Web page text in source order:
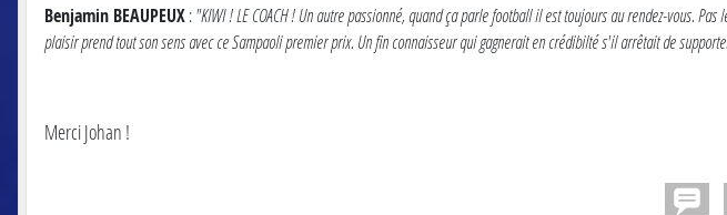
Benjamin BEAUPEUX:"KIWI ! LE COACH ! Un autre passionné, quand ça parle football il est toujours au rendez-vous.
plaisir prend tout son sens avec ce Sampaoli premier prix. Un fin connaisseur qui gagnerait en crédibilté s'il arrêtait de
Merci Johan !